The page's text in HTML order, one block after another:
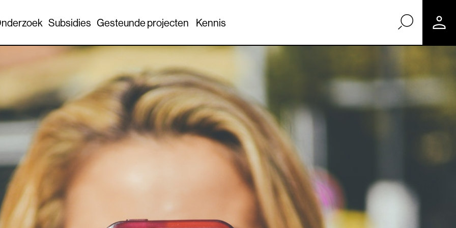
Subsidies Gesteunde projecten Kennis